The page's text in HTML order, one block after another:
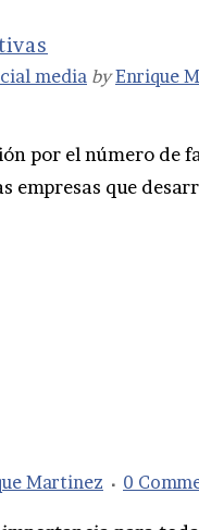
media byEnrique
por el número de
empresas que
Martinez 0